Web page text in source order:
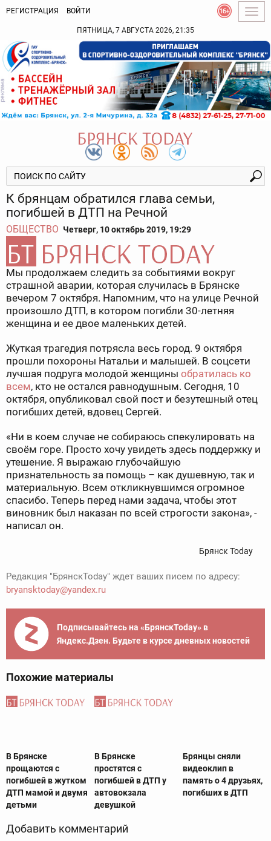
РЕГИСТРАЦИЯ ВОЙТИ
ПЯТНИЦА, 7 АВГУСТА 2026, 21:35
К брянцам обратился глава семьи,
погибшей в ДТП на Речной
ОБЩЕСТВО Четверг, 10 октябрь 2019, 19:29
Мы продолжаем следить за событиями вокруг
страшной аварии, которая случилась в Брянске
вечером 7 октября. Напомним, что на улице Речной
произошло ДТП, в котором погибли 30-летняя
женщина и ее двое маленьких детей.
Жуткая трагедия потрясла весь город. 9 октября
прошли похороны Натальи и малышей. В соцсети
лучшая подруга молодой женщины обратилась ко
всем, кто не остался равнодушным. Сегодня, 10
октября, опубликовал свой пост и безутешный отец
погибших детей, вдовец Сергей.
«Ни в коем случае не собираюсь спекулировать на
своём горе. Просто хочу увидеть здесь поддержку и
утешение. Я выражаю глубочайшую
признательность за помощь – как душевную, так и
материальную. Всем откликнувшимся огромное
спасибо. Теперь перед нами задача, чтобы этот
виновник был наказан по всей строгости закона», -
написал он.
Брянск Today
Редакция "БрянскToday" ждет ваших писем по адресу:
bryansktoday@yandex.ru
Подписывайтесь на «БрянскToday» в
Яндекс.Дзен. Будьте в курсе дневных новостей
Похожие материалы
В Брянске
прощаются с
погибшей в жутком
ДТП мамой и двумя
детьми
В Брянске
простятся с
погибшей в ДТП у
автовокзала
девушкой
Брянцы сняли
видеоклип в
память о 4 друзьях,
погибших в ДТП
Добавить комментарий